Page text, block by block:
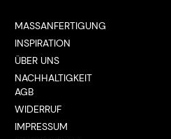
MASSANFERTIGUNG
INSPIRATION
ÜBER UNS
NACHHALTIGKEIT
AGB
WIDERRUF
IMPRESSUM